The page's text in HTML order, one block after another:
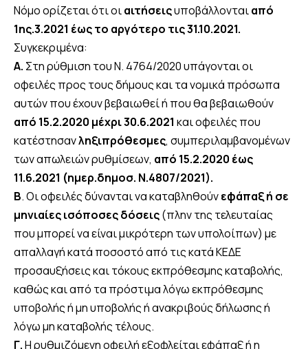
Νόμο ορίζεται ότι οιαιτήσειςυποβάλλονταιαπό
1ης.3.2021 έως το αργότερο τις 31.10.2021.
Συγκεκριμένα:
Α. Στη ρύθμιση του N. 4764/2020 υπάγονται οι
οφειλές προς τους δήμους και τα νομικά πρόσωπα
αυτών που έχουν βεβαιωθεί ή που θα βεβαιωθούν
από 15.2.2020 μέχρι 30.6.2021 και οφειλές που
κατέστησανληξιπρόθεσμες, συμπεριλαμβανομένων
των απωλειών ρυθμίσεων, από 15.2.2020 έως
11.6.2021 (ημερ.δημοσ. Ν.4807/2021).
Β. Οι οφειλές δύνανται να καταβληθούνεφάπαξ ή σε
μηνιαίες ισόποσες δόσεις(πλην της τελευταίας
που μπορεί να είναι μικρότερη των υπολοίπων) με
απαλλαγή κατά ποσοστό από τις κατά ΚΕΔΕ
προσαυξήσεις και τόκους εκπρόθεσμης καταβολής,
καθώς και από τα πρόστιμα λόγω εκπρόθεσμης
υποβολής ή μη υποβολής ή ανακριβούς δήλωσης ή
λόγω μη καταβολής τέλους.
Γ.Η ρυθμιζόμενη οφειλή εξοφλείται εφάπαξ ή η